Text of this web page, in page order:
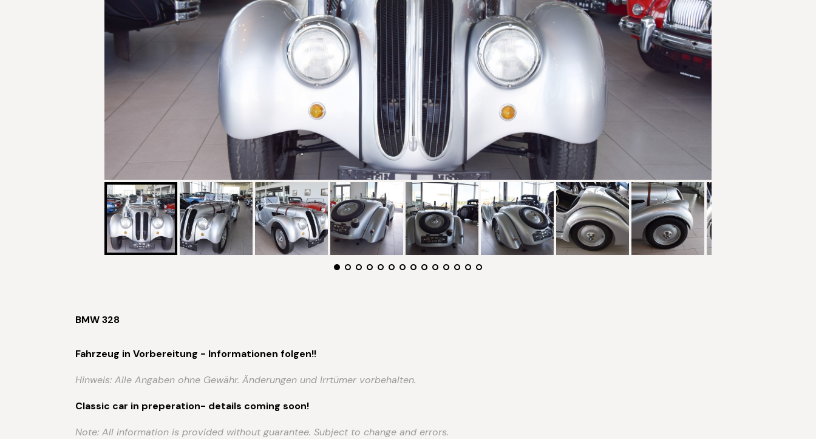
BMW 328
Fahrzeug in Vorbereitung - Informationen folgen!!
Hinweis: Alle Angaben ohne Gewähr. Änderungen und Irrtümer vorbehalten.
Classic car in preperation- details coming soon!
Note: All information is provided without guarantee. Subject to change and errors.